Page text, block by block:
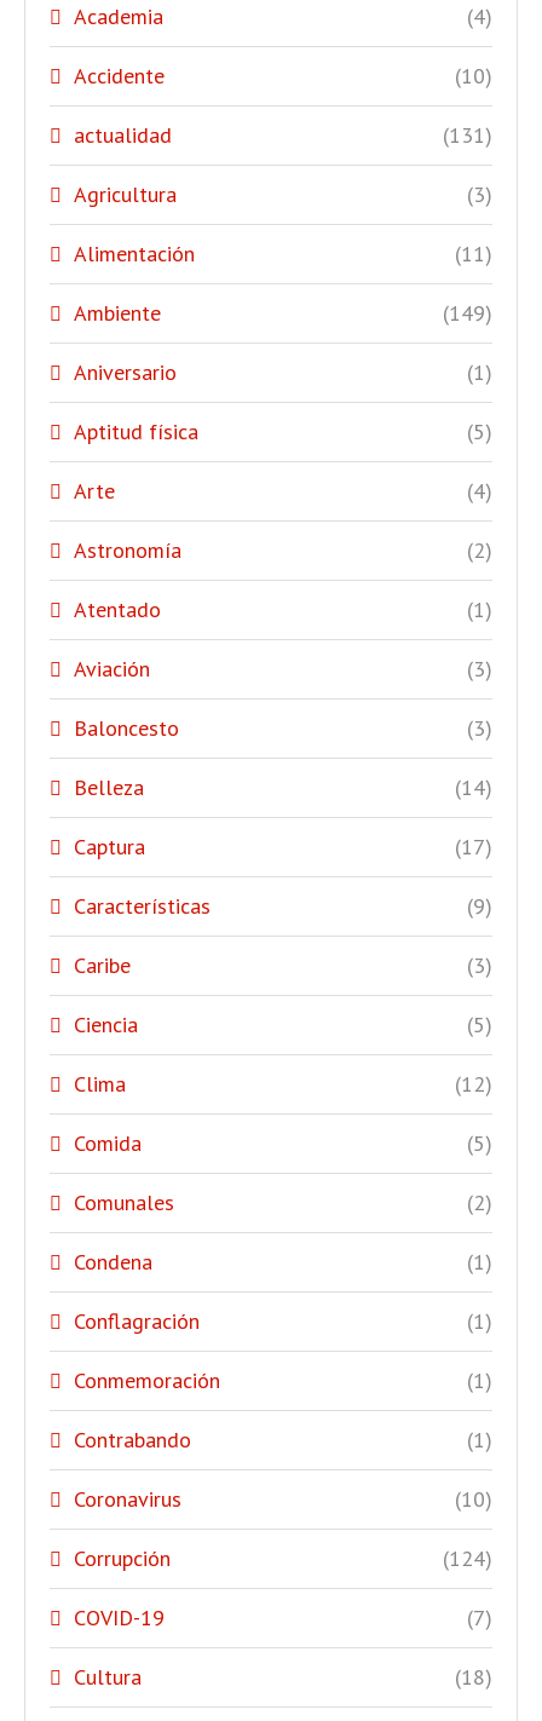
Academia (4)
Accidente (10)
actualidad (131)
Agricultura (3)
Alimentación (11)
Ambiente (149)
Aniversario (1)
Aptitud física (5)
Arte (4)
Astronomía (2)
Atentado (1)
Aviación (3)
Baloncesto (3)
Belleza (14)
Captura (17)
Características (9)
Caribe (3)
Ciencia (5)
Clima (12)
Comida (5)
Comunales (2)
Condena (1)
Conflagración (1)
Conmemoración (1)
Contrabando (1)
Coronavirus (10)
Corrupción (124)
COVID-19 (7)
Cultura (18)